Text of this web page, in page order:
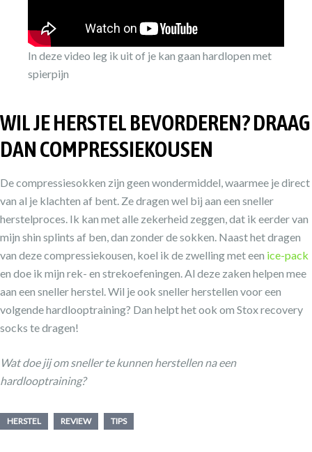
In deze video leg ik uit of je kan gaan hardlopen met
spierpijn
WIL JE HERSTEL BEVORDEREN? DRAAG
DAN COMPRESSIEKOUSEN
De compressiesokken zijn geen wondermiddel, waarmee je direct
van al je klachten af bent. Ze dragen wel bij aan een sneller
herstelproces. Ik kan met alle zekerheid zeggen, dat ik eerder van
mijn shin splints af ben, dan zonder de sokken. Naast het dragen
van deze compressiekousen, koel ik de zwelling met een ice-pack
en doe ik mijn rek- en strekoefeningen. Al deze zaken helpen mee
aan een sneller herstel. Wil je ook sneller herstellen voor een
volgende hardlooptraining? Dan helpt het ook om Stox recovery
socks te dragen!
Wat doe jij om sneller te kunnen herstellen na een
hardlooptraining?
HERSTEL REVIEW TIPS